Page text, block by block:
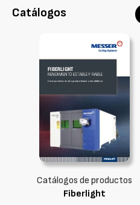
Catálogos
Catálogos de productos
Fiberlight